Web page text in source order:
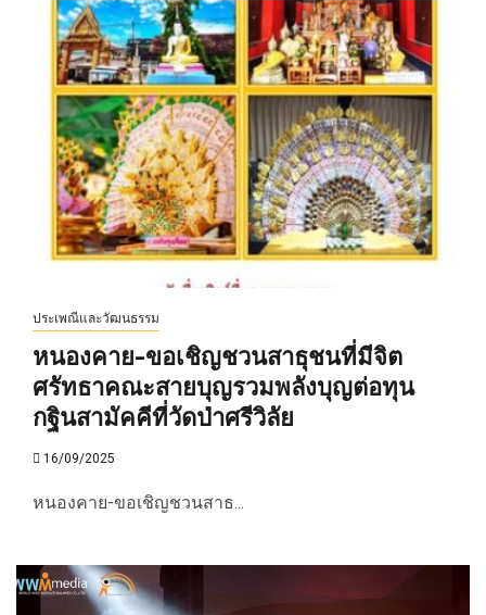
ประเพณีและวัฒนธรรม
หนองคาย-ขอเชิญชวนสาธุชนที่มีจิต
ศรัทธาคณะสายบุญรวมพลังบุญต่อทุน
กฐินสามัคคีที่วัดป่าศรีวิลัย
16/09/2025
หนองคาย-ขอเชิญชวนสาธ...